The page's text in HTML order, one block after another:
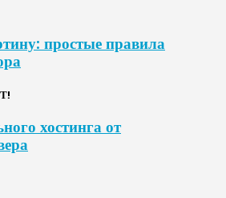
простые правила
хостинга от